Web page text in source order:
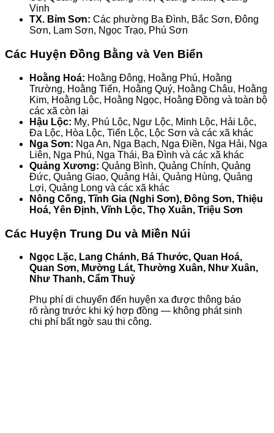
Vinh
TX. Bỉm Sơn: Các phường Ba Đình, Bắc Sơn, Đông
Sơn, Lam Sơn, Ngọc Trạo, Phú Sơn
Các Huyện Đồng Bằng và Ven Biển
Hoằng Hoá: Hoằng Đông, Hoằng Phú, Hoằng
Trường, Hoằng Tiến, Hoằng Quý, Hoằng Châu, Hoằng
Kim, Hoằng Lộc, Hoằng Ngọc, Hoằng Đồng và toàn bộ
các xã còn lại
Hậu Lộc: Mỵ, Phú Lộc, Ngư Lộc, Minh Lộc, Hải Lộc,
Đa Lộc, Hòa Lộc, Tiến Lộc, Lộc Sơn và các xã khác
Nga Sơn: Nga An, Nga Bạch, Nga Điền, Nga Hải, Nga
Liên, Nga Phú, Nga Thái, Ba Đình và các xã khác
Quảng Xương: Quảng Bình, Quảng Chính, Quảng
Đức, Quảng Giao, Quảng Hải, Quảng Hùng, Quảng
Lợi, Quảng Long và các xã khác
Nông Cống, Tĩnh Gia (Nghi Sơn), Đông Sơn, Thiệu
Hoá, Yên Định, Vĩnh Lộc, Thọ Xuân, Triệu Sơn
Các Huyện Trung Du và Miền Núi
Ngọc Lặc, Lang Chánh, Bá Thước, Quan Hoá,
Quan Sơn, Mường Lát, Thường Xuân, Như Xuân,
Như Thanh, Cẩm Thuỷ
Phụ phí di chuyển đến huyện xa được thông báo
rõ ràng trước khi ký hợp đồng — không phát sinh
chi phí bất ngờ sau thi công.